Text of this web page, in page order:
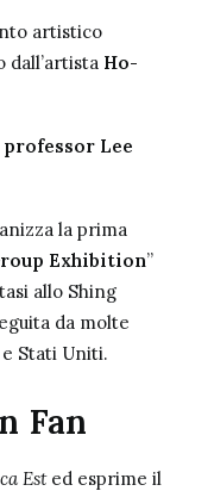
artistico
dall’artista Ho-
Lee
la prima
Exhibition”
allo Shing
da molte
Stati Uniti.
Fan
Ested esprime il